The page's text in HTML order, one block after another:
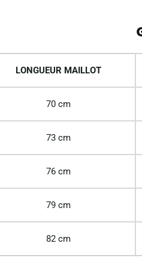
LONGUEUR MAILLOT
70 cm
73 cm
76 cm
79 cm
82 cm